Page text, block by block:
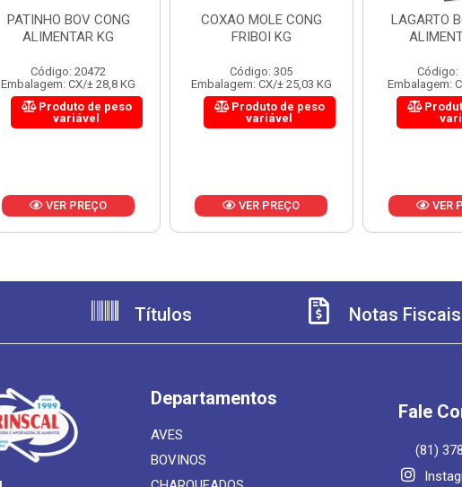
PATINHO BOV CONG
ALIMENTAR KG
Código: 20472
Embalagem: CX/± 28,8 KG
Produto de peso
variável
VER PREÇO
COXAO MOLE CONG
FRIBOI KG
Código: 305
Embalagem: CX/± 25,03 KG
Produto de peso
variável
VER PREÇO
LAGARTO
Código:
Embalagem:
VER
Títulos Notas Fiscais
Departamentos
AVES
BOVINOS
Fale
(81)